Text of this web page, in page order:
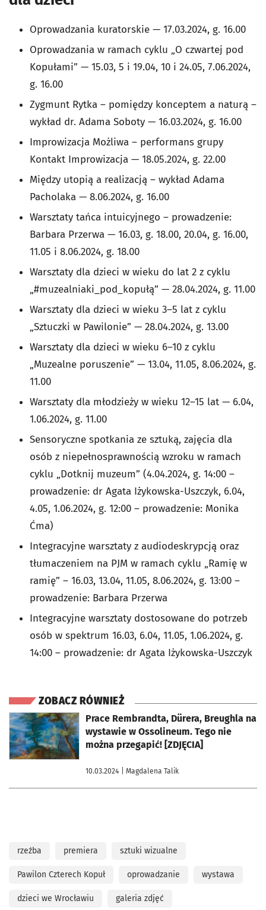
Oprowadzania kuratorskie — 17.03.2024, g. 16.00
Oprowadzania w ramach cyklu „O czwartej pod
Kopułami” — 15.03, 5 i 19.04, 10 i 24.05, 7.06.2024,
g. 16.00
Zygmunt Rytka – pomiędzy konceptem a naturą –
wykład dr. Adama Soboty — 16.03.2024, g. 16.00
Improwizacja Możliwa – performans grupy
Kontakt Improwizacja — 18.05.2024, g. 22.00
Między utopią a realizacją – wykład Adama
Pacholaka — 8.06.2024, g. 16.00
Warsztaty tańca intuicyjnego – prowadzenie:
Barbara Przerwa — 16.03, g. 18.00, 20.04, g. 16.00,
11.05 i 8.06.2024, g. 18.00
Warsztaty dla dzieci w wieku do lat 2 z cyklu
„#muzealniaki_pod_kopułą” — 28.04.2024, g. 11.00
Warsztaty dla dzieci w wieku 3–5 lat z cyklu
„Sztuczki w Pawilonie” — 28.04.2024, g. 13.00
Warsztaty dla dzieci w wieku 6–10 z cyklu
„Muzealne poruszenie” — 13.04, 11.05, 8.06.2024, g.
11.00
Warsztaty dla młodzieży w wieku 12–15 lat — 6.04,
1.06.2024, g. 11.00
Sensoryczne spotkania ze sztuką, zajęcia dla
osób z niepełnosprawnością wzroku w ramach
cyklu „Dotknij muzeum” (4.04.2024, g. 14:00 –
prowadzenie: dr Agata Iżykowska-Uszczyk, 6.04,
4.05, 1.06.2024, g. 12:00 – prowadzenie: Monika
Ćma)
Integracyjne warsztaty z audiodeskrypcją oraz
tłumaczeniem na PJM w ramach cyklu „Ramię w
ramię” – 16.03, 13.04, 11.05, 8.06.2024, g. 13:00 –
prowadzenie: Barbara Przerwa
Integracyjne warsztaty dostosowane do potrzeb
osób w spektrum 16.03, 6.04, 11.05, 1.06.2024, g.
14:00 – prowadzenie: dr Agata Iżykowska-Uszczyk
ZOBACZ RÓWNIEŻ
Prace Rembrandta, Dürera, Breughla na
wystawie w Ossolineum. Tego nie
można przegapić! [ZDJĘCIA]
10.03.2024 | Magdalena Talik
otworzy się w nowej karcie
rzeźba premiera sztuki wizualne
Pawilon Czterech Kopuł oprowadzanie wystawa
dzieci we Wrocławiu galeria zdjęć